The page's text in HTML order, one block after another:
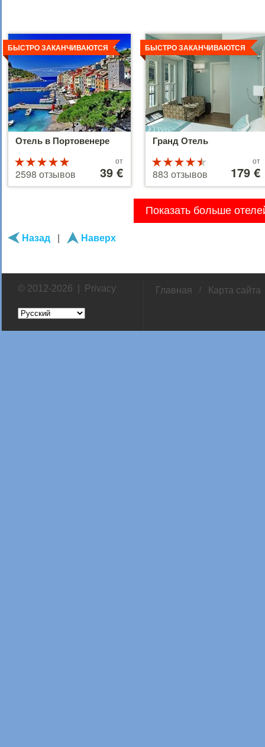
Отель в Портовенере
БЫСТРО ЗАКАНЧИВАЮТСЯ
5 из 5
2598 отзывов
от
39 €
Детальнее
Гранд Отель
БЫСТРО ЗАКАНЧИВАЮТСЯ
4.5 из 5
883 отзывов 179 €
от
179 €
Детальнее
Показать больше
Назад Наверх
© 2012-2026 | Privacy Главная Карта сайта